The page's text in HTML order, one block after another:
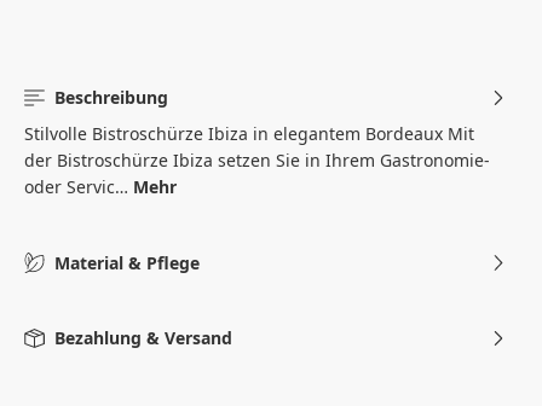
Beschreibung
Stilvolle Bistroschürze Ibiza in elegantem Bordeaux Mit
der Bistroschürze Ibiza setzen Sie in Ihrem Gastronomie-
oder Servic… Mehr
Material & Pflege
Bezahlung & Versand